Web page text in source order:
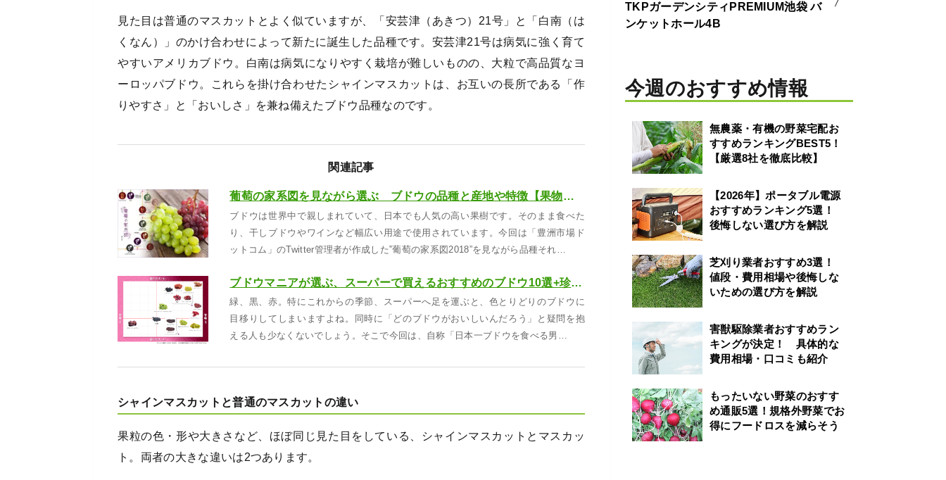
見た目は普通のマスカットとよく似ていますが、「安芸津（あきつ）21号」と「白南（は
くなん）」のかけ合わせによって新たに誕生した品種です。安芸津21号は病気に強く育て
やすいアメリカブドウ。白南は病気になりやすく栽培が難しいものの、大粒で高品質なヨ
ーロッパブドウ。これらを掛け合わせたシャインマスカットは、お互いの長所である「作
りやすさ」と「おいしさ」を兼ね備えたブドウ品種なのです。
関連記事
葡萄の家系図を見ながら選ぶ ブドウの品種と産地や特徴【果物ガイド】
ブドウは世界中で親しまれていて、日本でも人気の高い果樹です。そのまま食べた
り、干しブドウやワインなど幅広い用途で使用されています。今回は「豊洲市場ド
ットコム」のTwitter管理者が作成した‟葡萄の家系図2018”を見ながら品種それ…
ブドウマニアが選ぶ、スーパーで買えるおすすめのブドウ10選+珍しいブドウ5選【2026年最新版】
緑、黒、赤。特にこれからの季節、スーパーへ足を運ぶと、色とりどりのブドウに
目移りしてしまいますよね。同時に「どのブドウがおいしいんだろう」と疑問を抱
える人も少なくないでしょう。そこで今回は、自称「日本一ブドウを食べる男…
シャインマスカットと普通のマスカットの違い
果粒の色・形や大きさなど、ほぼ同じ見た目をしている、シャインマスカットとマスカッ
ト。両者の大きな違いは2つあります。
TKPガーデンシティPREMIUM池袋 バ
ンケットホール4B
今週のおすすめ情報
無農薬・有機の野菜宅配お
すすめランキングBEST5！
【厳選8社を徹底比較】
【2026年】ポータブル電源
おすすめランキング5選！
後悔しない選び方を解説
芝刈り業者おすすめ3選！
値段・費用相場や後悔しな
いための選び方を解説
害獣駆除業者おすすめラン
キングが決定！ 具体的な
費用相場・口コミも紹介
もったいない野菜のおすす
め通販5選！規格外野菜でお
得にフードロスを減らそう